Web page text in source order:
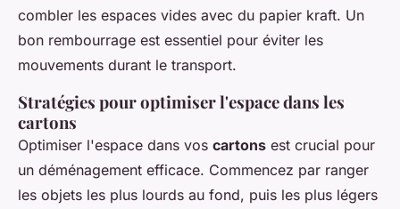
combler les espaces vides avec du papier kraft. Un
bon rembourrage est essentiel pour éviter les
mouvements durant le transport.
Stratégies pour optimiser l'espace dans les
cartons
Optimiser l'espace dans vos cartons est crucial pour
un déménagement efficace. Commencez par ranger
les objets les plus lourds au fond, puis les plus légers